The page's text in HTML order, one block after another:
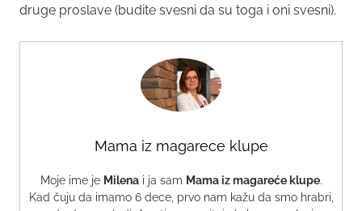
druge proslave (budite svesni da su toga i oni svesni).
Mama iz magarece klupe
Moje ime je Milenai ja sam Mama iz magareće klupe.
Kad čuju da imamo 6 dece, prvo nam kažu da smo hrabri,